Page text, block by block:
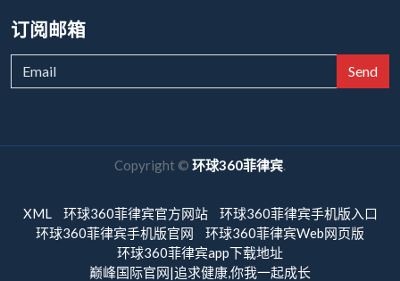
订阅邮箱
Send
Copyright © 环球360菲律宾.
XML 环球360菲律宾官方网站
环球360菲律宾手机版入口
环球360菲律宾手机版官网
环球360菲律宾Web网页版
环球360菲律宾app下载地址
巅峰国际官网|追求健康,你我一起成长